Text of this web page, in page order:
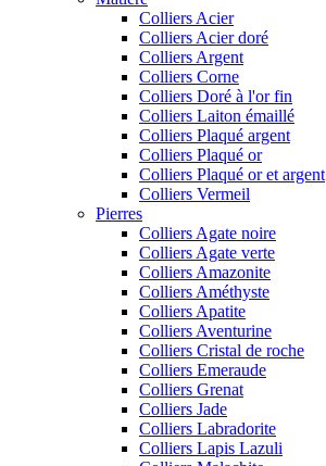
Colliers Acier
Colliers Acier doré
Colliers Argent
Colliers Corne
Colliers Doré à l'or fin
Colliers Laiton émaillé
Colliers Plaqué argent
Colliers Plaqué or
Colliers Plaqué or et argent
Colliers Vermeil
Pierres
Colliers Agate noire
Colliers Agate verte
Colliers Amazonite
Colliers Améthyste
Colliers Apatite
Colliers Aventurine
Colliers Cristal de roche
Colliers Emeraude
Colliers Grenat
Colliers Jade
Colliers Labradorite
Colliers Lapis Lazuli